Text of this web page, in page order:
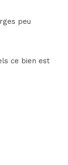
peu
ce bien est